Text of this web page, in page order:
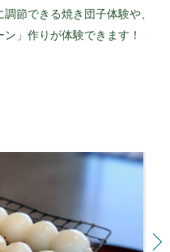
節できる焼き団子体験や、
」作りが体験できます！